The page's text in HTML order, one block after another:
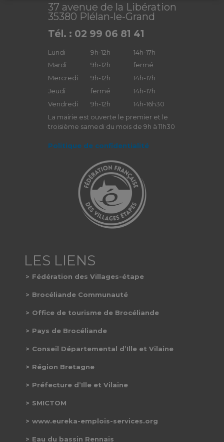
37 avenue de la Libération
35380 Plélan-le-Grand
Tél. : 02 99 06 81 41
Lundi 9h-12h
14h-17h
Mardi
9h-12h
fermé
Mercredi
9h-12h
14h-17h
Jeudi
fermé
14h-17h
Vendredi
9h-12h
14h-16h30
La mairie est ouverte le premier et le
troisième samedi du mois de 9h à 11h30
Politique de confidentialité
Fédération des Villages-étape
Brocéliande Communauté
Office de tourisme de Brocéliande
Pays de Brocéliande
Conseil Départemental d’Ille et Vilaine
Région Bretagne
Préfecture d’Ille et Vilaine
SMICTOM
www.eureka-emplois-services.org
Eau du bassin Rennais